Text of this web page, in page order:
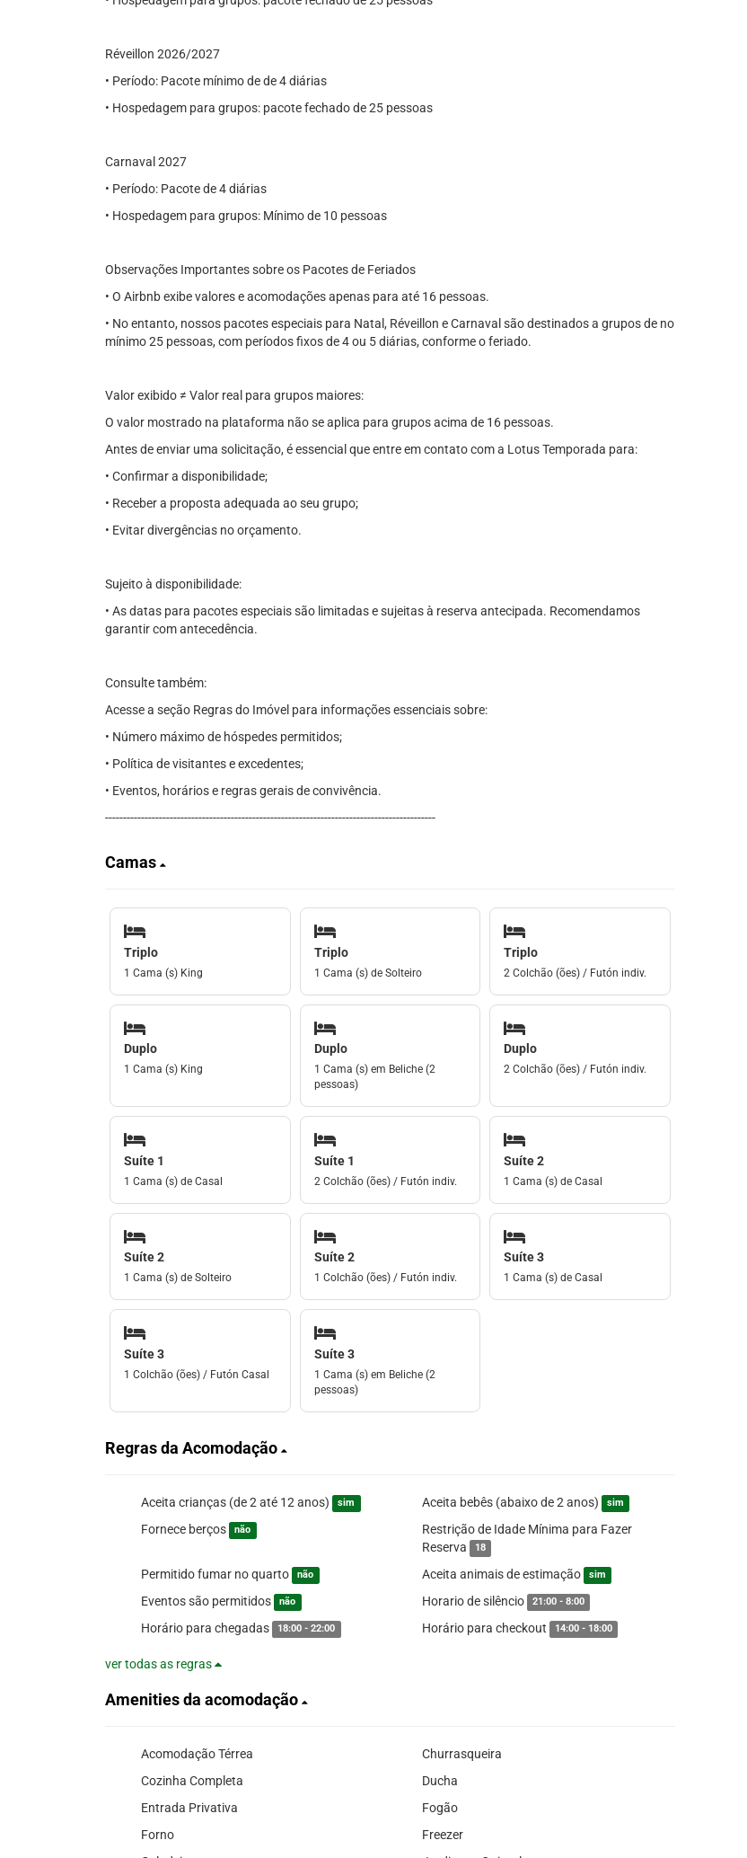
Réveillon 2026/2027
• Período: Pacote mínimo de de 4 diárias
• Hospedagem para grupos: pacote fechado de 25 pessoas
Carnaval 2027
• Período: Pacote de 4 diárias
• Hospedagem para grupos: Mínimo de 10 pessoas
Observações Importantes sobre os Pacotes de Feriados
• O Airbnb exibe valores e acomodações apenas para até 16 pessoas.
• No entanto, nossos pacotes especiais para Natal, Réveillon e Carnaval são destinados a grupos de no
mínimo 25 pessoas, com períodos fixos de 4 ou 5 diárias, conforme o feriado.
Valor exibido ≠ Valor real para grupos maiores:
O valor mostrado na plataforma não se aplica para grupos acima de 16 pessoas.
Antes de enviar uma solicitação, é essencial que entre em contato com a Lotus Temporada para:
• Confirmar a disponibilidade;
• Receber a proposta adequada ao seu grupo;
• Evitar divergências no orçamento.
Sujeito à disponibilidade:
• As datas para pacotes especiais são limitadas e sujeitas à reserva antecipada. Recomendamos
garantir com antecedência.
Consulte também:
Acesse a seção Regras do Imóvel para informações essenciais sobre:
• Número máximo de hóspedes permitidos;
• Política de visitantes e excedentes;
• Eventos, horários e regras gerais de convivência.
--------------------------------------------------------------------------------------------
Camas
Triplo
1 Cama (s) King
Triplo
1 Cama (s) de Solteiro
Triplo
2 Colchão (ões) / Futón indiv.
Duplo
1 Cama (s) King
Duplo
1 Cama (s) em Beliche (2
pessoas)
Duplo
2 Colchão (ões) / Futón indiv.
Suíte 1
1 Cama (s) de Casal
Suíte 1
2 Colchão (ões) / Futón indiv.
Suíte 2
1 Cama (s) de Casal
Suíte 2
1 Cama (s) de Solteiro
Suíte 2
1 Colchão (ões) / Futón indiv.
Suíte 3
1 Cama (s) de Casal
Suíte 3
1 Colchão (ões) / Futón Casal
Suíte 3
1 Cama (s) em Beliche (2
pessoas)
Regras da Acomodação
Aceita crianças (de 2 até 12 anos) sim Aceita bebês (abaixo de 2 anos) sim
Fornece berços não
Restrição de Idade Mínima para Fazer
Reserva
18
Permitido fumar no quarto não Aceita animais de estimação sim
Eventos são permitidos não Horario de silêncio 21:00 - 8:00
Horário para chegadas 18:00 - 22:00 Horário para checkout 14:00 - 18:00
ver todas as regras
Amenities da acomodação
Acomodação Térrea
Churrasqueira
Cozinha Completa
Ducha
Entrada Privativa
Fogão
Forno
Freezer